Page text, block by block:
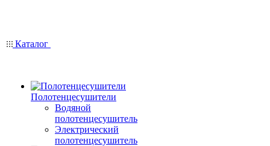
Каталог
Полотенцесушители
Водяной
полотенцесушитель
Электрический
полотенцесушитель